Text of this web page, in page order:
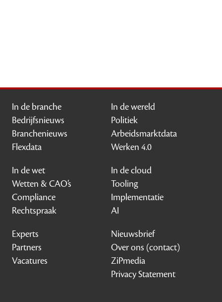
In de branche
Bedrijfsnieuws
Branchenieuws
Flexdata
In de wereld
Politiek
Arbeidsmarktdata
Werken 4.0
In de wet
Wetten & CAO’s
Compliance
Rechtspraak
In de cloud
Tooling
Implementatie
AI
Experts
Partners
Vacatures
Nieuwsbrief
Over ons (contact)
ZiPmedia
Privacy Statement